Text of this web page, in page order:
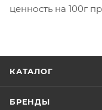
ценность на 100г
КАТАЛОГ
БРЕНДЫ